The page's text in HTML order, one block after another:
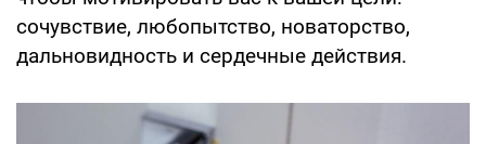
сочувствие, любопытство, новаторство,
дальновидность и сердечные действия.